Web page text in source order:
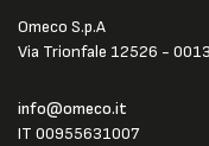
Omeco S.p.A
Via Trionfale 12526 -
info@omeco.it
IT 00955631007